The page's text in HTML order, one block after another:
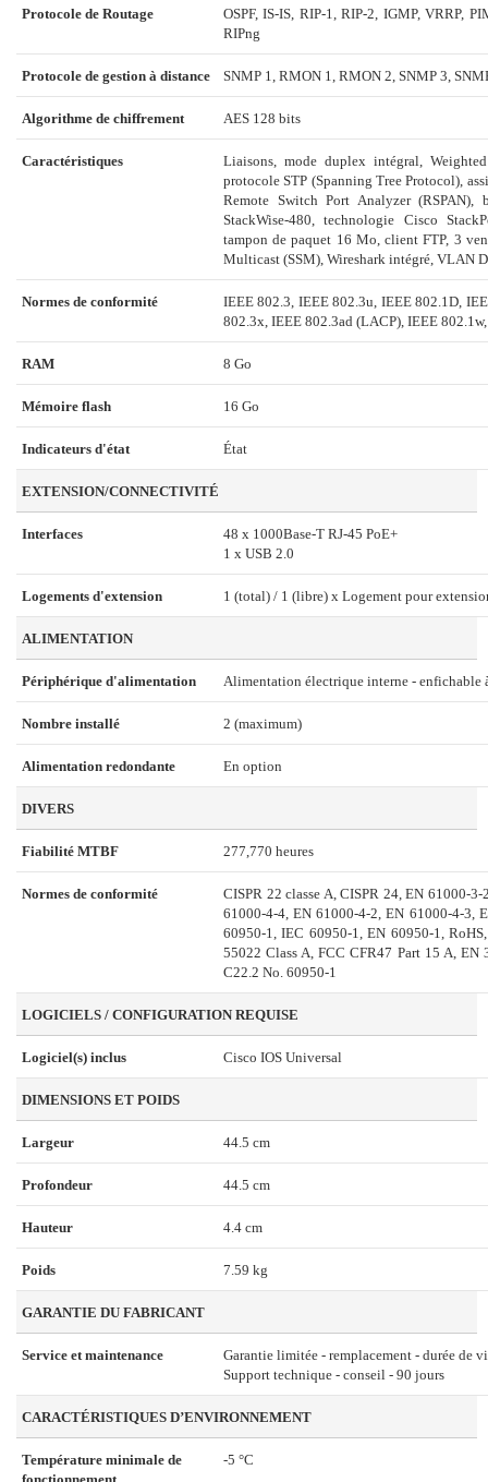
Protocole de Routage
OSPF, IS-IS, RIP-1, RIP-2, IGMP, VRRP,
RIPng
Protocole de gestion à distance SNMP 1, RMON 1, RMON 2, SNMP 3,
Algorithme de chiffrement AES 128 bits
Caractéristiques
Liaisons, mode duplex intégral,
protocole STP (Spanning Tree Protocol),
Remote Switch Port Analyzer
StackWise-480, technologie Cisco
tampon de paquet 16 Mo, client FTP, 3
Multicast (SSM), Wireshark intégré, VLAN
Normes de conformité
IEEE 802.3, IEEE 802.3u, IEEE 802.1D,
802.3x, IEEE 802.3ad (LACP), IEEE
RAM 8 Go
Mémoire flash 16 Go
Indicateurs d'état État
EXTENSION/CONNECTIVITÉ
Interfaces
48 x 1000Base-T RJ-45 PoE+
1 x USB 2.0
Logements d'extension 1 (total) / 1 (libre) x Logement pour
ALIMENTATION
Périphérique d'alimentation Alimentation électrique interne - enfichable
Nombre installé 2 (maximum)
Alimentation redondante En option
DIVERS
Fiabilité MTBF 277,770 heures
Normes de conformité
CISPR 22 classe A, CISPR 24, EN 61000-
61000-4-4, EN 61000-4-2, EN 61000-4-3,
60950-1, IEC 60950-1, EN 60950-1,
55022 Class A, FCC CFR47 Part 15 A,
C22.2 No. 60950-1
LOGICIELS / CONFIGURATION REQUISE
Logiciel(s) inclus Cisco IOS Universal
DIMENSIONS ET POIDS
Largeur 44.5 cm
Profondeur 44.5 cm
Hauteur 4.4 cm
Poids 7.59 kg
GARANTIE DU FABRICANT
Service et maintenance
Garantie limitée - remplacement - durée de
Support technique - conseil - 90 jours
CARACTÉRISTIQUES D’ENVIRONNEMENT
Température minimale de
-5 °C